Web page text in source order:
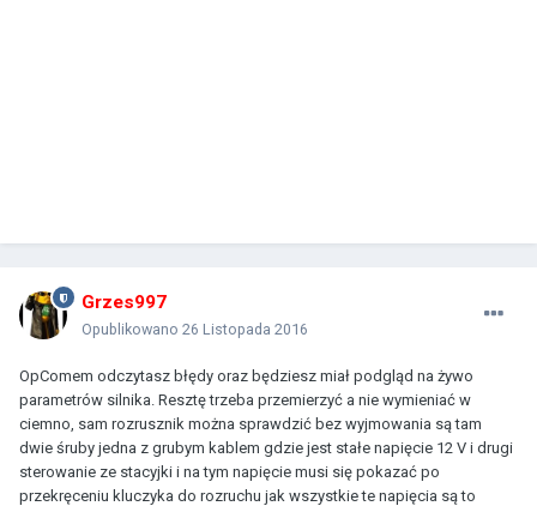
Grzes997
Opublikowano 26 Listopada 2016
OpComem odczytasz błędy oraz będziesz miał podgląd na żywo
parametrów silnika. Resztę trzeba przemierzyć a nie wymieniać w
ciemno, sam rozrusznik można sprawdzić bez wyjmowania są tam
dwie śruby jedna z grubym kablem gdzie jest stałe napięcie 12 V i drugi
sterowanie ze stacyjki i na tym napięcie musi się pokazać po
przekręceniu kluczyka do rozruchu jak wszystkie te napięcia są to